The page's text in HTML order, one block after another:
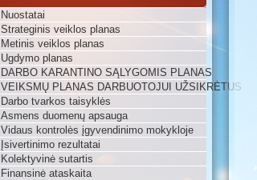
Nuostatai
Strateginis veiklos planas
Metinis veiklos planas
Ugdymo planas
DARBO KARANTINO SĄLYGOMIS PLANAS
VEIKSMŲ PLANAS DARBUOTOJUI UŽSIKRĖTUS
Darbo tvarkos taisyklės
Asmens duomenų apsauga
Vidaus kontrolės įgyvendinimo mokykloje
Įsivertinimo rezultatai
Kolektyvinė sutartis
Finansinė ataskaita